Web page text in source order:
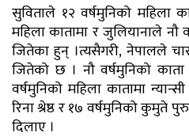
सुविताले १२ वर्षमुनिको महिला
महिला कातामा र जुलियानाले नौ
जितेका हुन् ।त्यसैगरी, नेपालले
जितेको छ । नौ वर्षमुनिको
वर्षमुनिको महिला कातामा
रिना श्रेष्ठ र १७ वर्षमुनिको
दिलाए ।